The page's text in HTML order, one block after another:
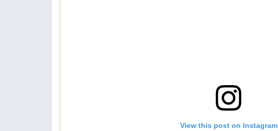
View this post on Instagram